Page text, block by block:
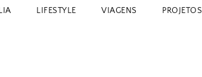
LIFESTYLE VIAGENS PROJETOS